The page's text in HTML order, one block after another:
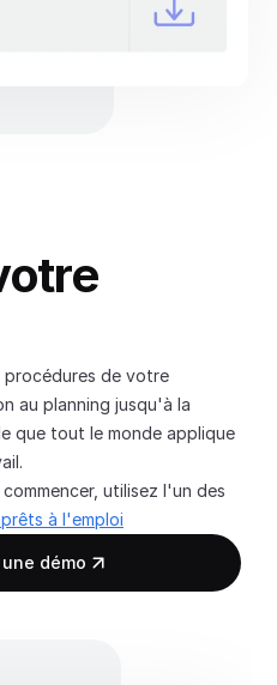
de votre
au planning jusqu'à la
que tout le monde applique
utilisez l'un des
à l'emploi
démo